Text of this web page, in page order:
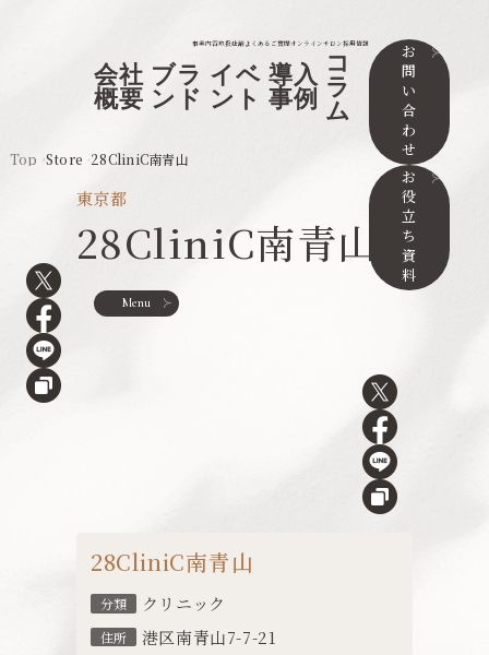
事業内容取扱店舗よくあるご質問オンラインサロン採用情報
会社
概要
ブラ
ンド
イベ
ント
導入
事例
コ
ラ
ム
お
問
い
合
わ
せ
お
役
立
ち
資
料
Menu
Top Store 28CliniC南青山
東京都
28CliniC南青山
28CliniC南青山
分類 クリニック
住所 港区南青山7-7-21